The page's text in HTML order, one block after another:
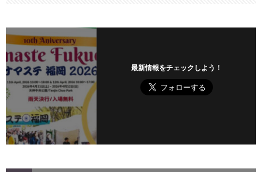
最新情報をチェックしよう！